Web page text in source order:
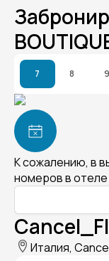
7 8 9
К сожалению, в
номеров в отеле
Италия,